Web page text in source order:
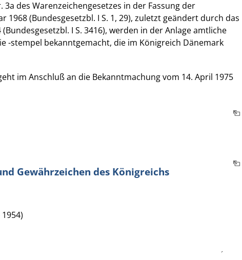
3a des Warenzeichengesetzes in der Fassung der
1968 (Bundesgesetzbl. I S. 1, 29), zuletzt geändert durch das
I S. 3416), werden in der Anlage amtliche
-stempel bekanntgemacht, die im Königreich Dänemark
im Anschluß an die Bekanntmachung vom 14. April 1975
Gewährzeichen des Königreichs